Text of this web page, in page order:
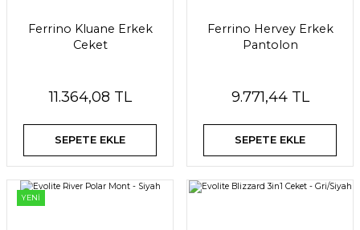
Ferrino Kluane Erkek
Ceket
11.364,08 TL
SEPETE EKLE
Ferrino Hervey Erkek
Pantolon
9.771,44 TL
SEPETE EKLE
YENİ